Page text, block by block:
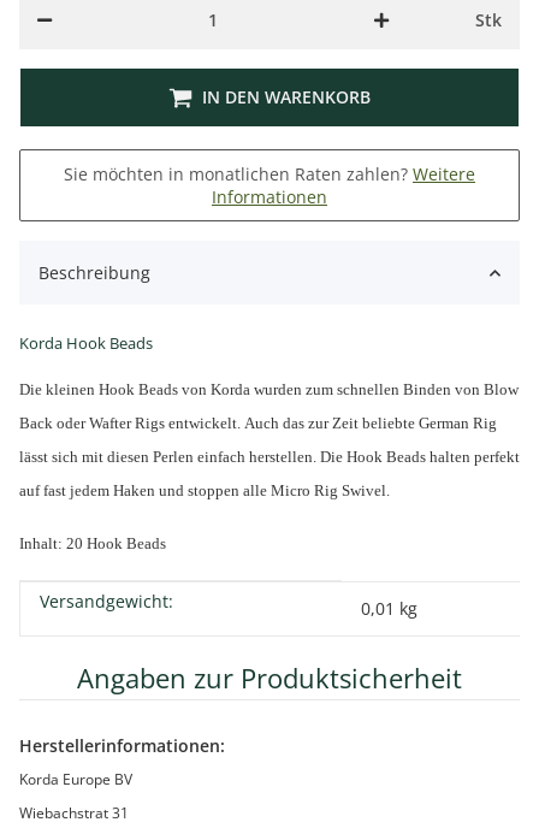
Stk
IN DEN WARENKORB
Sie möchten in monatlichen Raten zahlen? Weitere
Informationen
Beschreibung
Korda Hook Beads
Die kleinen Hook Beads von Korda wurden zum schnellen Binden von Blow
Back oder Wafter Rigs entwickelt. Auch das zur Zeit beliebte German Rig
lässt sich mit diesen Perlen einfach herstellen. Die Hook Beads halten perfekt
auf fast jedem Haken und stoppen alle Micro Rig Swivel.
Inhalt: 20 Hook Beads
Produkteigenschaft
Wert
Versandgewicht: 0,01 kg
Angaben zur Produktsicherheit
Herstellerinformationen:
Korda Europe BV
Wiebachstrat 31